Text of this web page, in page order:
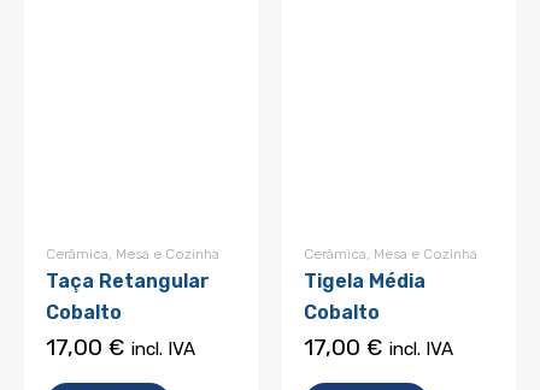
Cerâmica, Mesa e Cozinha
Taça Retangular
Cobalto
17,00 € incl. IVA
Cerâmica, Mesa e Cozinha
Tigela Média
Cobalto
17,00 € incl. IVA